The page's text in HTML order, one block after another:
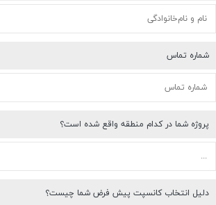
شماره تماس
پروژه شما در کدام منطقه واقع شده است؟
دلیل انتخاب کانسپت پیش فرض شما چیست؟